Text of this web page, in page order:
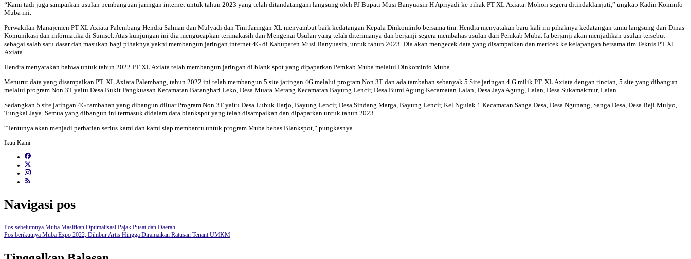
“Kami tadi juga sampaikan usulan pembanguan jaringan internet untuk tahun 2023 yang telah ditandatangani langsung oleh PJ Bupati Musi Banyuasin H Apriyadi ke pihak PT XL Axiata. Mohon segera ditindaklanjuti,” ungkap Kadin Kominfo
Muba ini.
Perwakilan Manajemen PT XL Axiata Palembang Hendra Salman dan Mulyadi dan Tim Jaringan XL menyambut baik kedatangan Kepala Dinkominfo bersama tim. Hendra menyatakan baru kali ini pihaknya kedatangan tamu langsung dari Dinas
Komunikasi dan informatika di Sumsel. Atas kunjungan ini dia mengucapkan terimakasih dan Mengenai Usulan yang telah diterimanya dan berjanji segera membahas usulan dari Pemkab Muba. Ia berjanji akan menjadikan usulan tersebut
sebagai salah satu dasar dan masukan bagi pihaknya yakni membangun jaringan internet 4G di Kabupaten Musi Banyuasin, untuk tahun 2023. Dia akan mengecek data yang disampaikan dan mericek ke kelapangan bersama tim Teknis PT Xl
Axiata.
Hendra menyatakan bahwa untuk tahun 2022 PT XL Axiata telah membangun jaringan di blank spot yang dipaparkan Pemkab Muba melalui Dinkominfo Muba.
Menurut data yang disampaikan PT. XL Axiata Palembang, tahun 2022 ini telah membangun 5 site jaringan 4G melalui program Non 3T dan ada tambahan sebanyak 5 Site jaringan 4 G milik PT. XL Axiata dengan rincian, 5 site yang dibangun
melalui program Non 3T yaitu Desa Bukit Pangkuasan Kecamatan Batanghari Leko, Desa Muara Merang Kecamatan Bayung Lencir, Desa Bumi Agung Kecamatan Lalan, Desa Jaya Agung, Lalan, Desa Sukamakmur, Lalan.
Sedangkan 5 site jaringan 4G tambahan yang dibangun diluar Program Non 3T yaitu Desa Lubuk Harjo, Bayung Lencir, Desa Sindang Marga, Bayung Lencir, Kel Ngulak 1 Kecamatan Sanga Desa, Desa Ngunang, Sanga Desa, Desa Beji Mulyo,
Tungkal Jaya. Semua yang dibangun ini termasuk didalam data blankspot yang telah disampaikan dan dipaparkan untuk tahun 2023.
“Tentunya akan menjadi perhatian serius kami dan kami siap membantu untuk program Muba bebas Blankspot,” pungkasnya.
Ikuti Kami
Navigasi pos
Pos sebelumnya Muba Masifkan Optimalisasi Pajak Pusat dan Daerah
Pos berikutnya Muba Expo 2022, Dihibur Artis Hingga Diramaikan Ratusan Tenant UMKM